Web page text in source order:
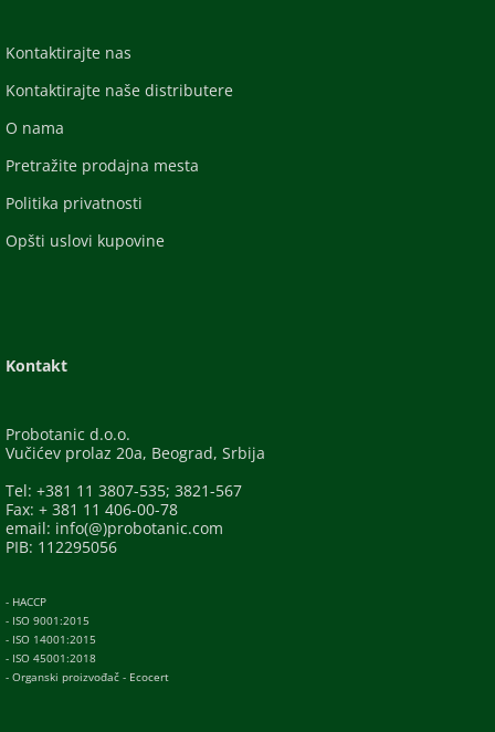
Kontaktirajte nas
Kontaktirajte naše distributere
O nama
Pretražite prodajna mesta
Politika privatnosti
Opšti uslovi kupovine
Kontakt
Probotanic d.o.o.
Vučićev prolaz 20a, Beograd, Srbija
Tel: +381 11 3807-535; 3821-567
Fax: + 381 11 406-00-78
email: info(@)probotanic.com
PIB: 112295056
- HACCP
- ISO 9001:2015
- ISO 14001:2015
- ISO 45001:2018
- Organski proizvođač - Ecocert